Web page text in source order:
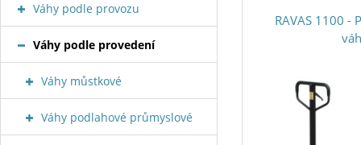
RAVAS 1100 -
Váhy podle provozu
Váhy podle provedení
Váhy můstkové
Váhy podlahové průmyslové